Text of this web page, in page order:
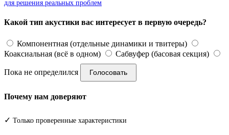
для решения реальных проблем
Какой тип акустики вас интересует в первую очередь?
Компонентная (отдельные динамики и твитеры)
Коаксиальная (всё в одном)
Сабвуфер (басовая секция)
Пока не определился Голосовать
Почему нам доверяют
✓ Только проверенные характеристики